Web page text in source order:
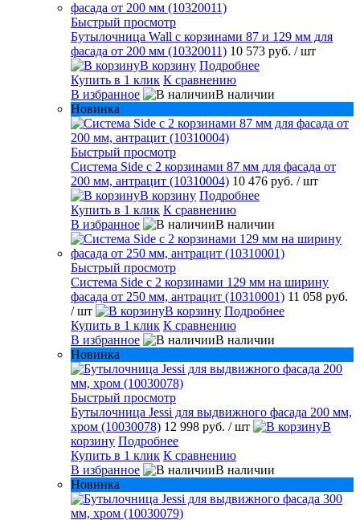
Быстрый просмотр
Бутылочница Wall с корзинами 87 и 129 мм для
фасада от 200 мм (10320011) 10 573 руб. / шт
В корзину Подробнее
Купить в 1 клик К сравнению
В избранное
В наличии
Новинка
Быстрый просмотр
Система Side с 2 корзинами 87 мм для фасада от
200 мм, антрацит (10310004) 10 476 руб. / шт
В корзину Подробнее
Купить в 1 клик К сравнению
В избранное
В наличии
Быстрый просмотр
Система Side c 2 корзинами 129 мм на ширину
фасада от 250 мм, антрацит (10310001) 11 058 руб.
/ шт
В корзину Подробнее
Купить в 1 клик К сравнению
В избранное
В наличии
Новинка
Быстрый просмотр
Бутылочница Jessi для выдвижного фасада 200 мм,
хром (10030078) 12 998 руб. / шт
В
корзину Подробнее
Купить в 1 клик К сравнению
В избранное
В наличии
Новинка